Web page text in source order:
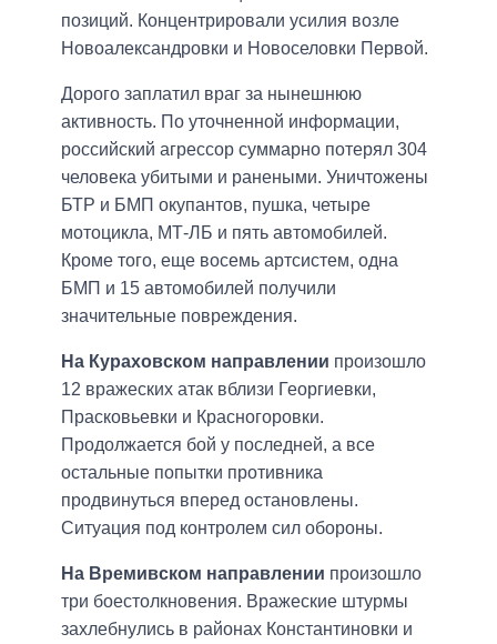
позиций. Концентрировали усилия возле
Новоалександровки и Новоселовки Первой.
Дорого заплатил враг за нынешнюю
активность. По уточненной информации,
российский агрессор суммарно потерял 304
человека убитыми и ранеными. Уничтожены
БТР и БМП окупантов, пушка, четыре
мотоцикла, МТ-ЛБ и пять автомобилей.
Кроме того, еще восемь артсистем, одна
БМП и 15 автомобилей получили
значительные повреждения.
На Кураховском направлении произошло
12 вражеских атак вблизи Георгиевки,
Прасковьевки и Красногоровки.
Продолжается бой у последней, а все
остальные попытки противника
продвинуться вперед остановлены.
Ситуация под контролем сил обороны.
На Времивском направлении произошло
три боестолкновения. Вражеские штурмы
захлебнулись в районах Константиновки и